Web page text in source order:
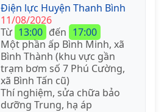
Điện lực Huyện Thanh Bình
11/08/2026
Từ 13:00 đến 17:00
Một phần ấp Bình Minh, xã
Bình Thành (khu vực gần
trạm bơm số 7 Phú Cường,
xã Bình Tấn cũ)
Thí nghiệm, sửa chữa bảo
dưỡng Trung, hạ áp